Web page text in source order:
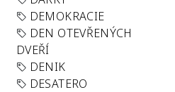
DEMOKRACIE
DEN OTEVŘENÝCH
DVEŘÍ
DENIK
DESATERO